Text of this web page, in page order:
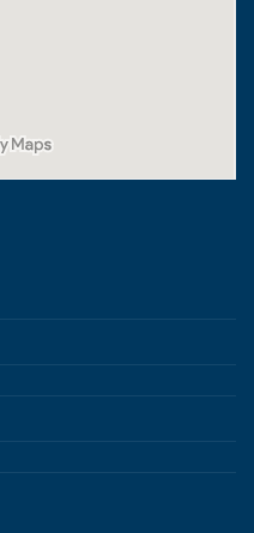
Máximo Santos